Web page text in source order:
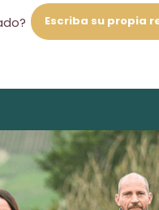
Escriba su propia